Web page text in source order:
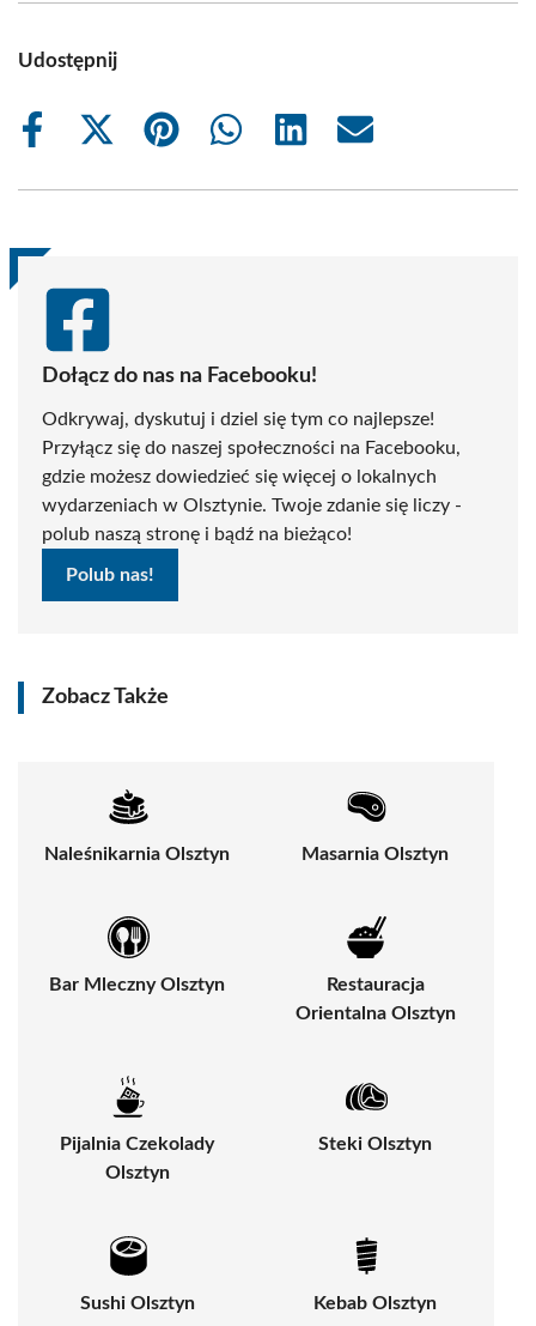
Udostępnij
Share
Share
(Twitter)
Share
Share
Share
Share
Dołącz do nas na Facebooku!
Odkrywaj, dyskutuj i dziel się tym co najlepsze!
Przyłącz się do naszej społeczności na Facebooku,
gdzie możesz dowiedzieć się więcej o lokalnych
wydarzeniach w Olsztynie. Twoje zdanie się liczy -
polub naszą stronę i bądź na bieżąco!
Polub nas!
Zobacz Także
Naleśnikarnia Olsztyn Masarnia Olsztyn
Bar Mleczny Olsztyn
Restauracja
Orientalna Olsztyn
Pijalnia Czekolady
Olsztyn
Steki Olsztyn
Sushi Olsztyn Kebab Olsztyn